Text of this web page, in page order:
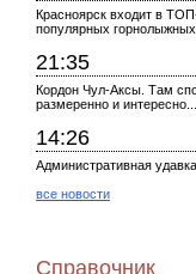
Красноярск входит в
популярных
21:35
Кордон Чул-Аксы. Там
размеренно и интересно...
14:26
Административная удавка
все новости
Справочник